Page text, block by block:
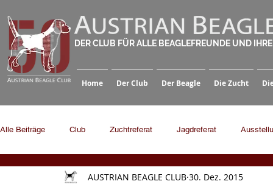
DER CLUB FÜR ALLE BEAGLEFREUNDE UND
Home Der Club Der Beagle Die Zucht
Alle Beiträge Club Zuchtreferat Jagdreferat
AUSTRIAN BEAGLE CLUB 30. Dez. 2015